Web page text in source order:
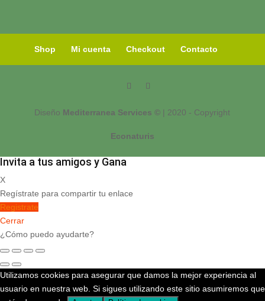
Shop Mi cuenta Checkout Contacto
Diseño Mediterranea Services © | 2020 - Copyright
Econaturis
Invita a tus amigos y Gana
X
Regístrate para compartir tu enlace
Registrate
Cerrar
¿Cómo puedo ayudarte?
Utilizamos cookies para asegurar que damos la mejor experiencia al
usuario en nuestra web. Si sigues utilizando este sitio asumiremos que